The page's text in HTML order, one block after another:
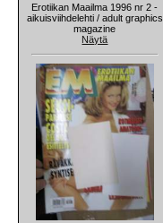
Erotiikan Maailma 1996 nr 2 -
aikuisviihdelehti / adult graphics
magazine
Näytä